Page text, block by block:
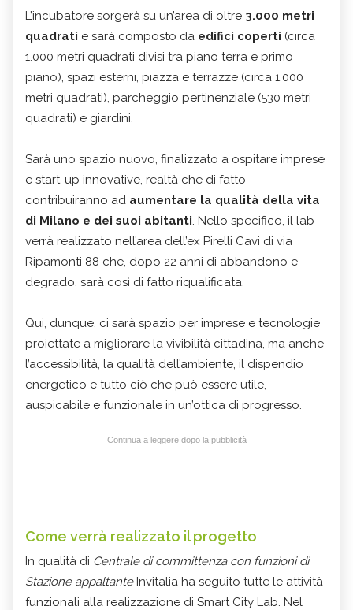
L’incubatore sorgerà su un’area di oltre 3.000 metri
quadrati e sarà composto da edifici coperti (circa
1.000 metri quadrati divisi tra piano terra e primo
piano), spazi esterni, piazza e terrazze (circa 1.000
metri quadrati), parcheggio pertinenziale (530 metri
quadrati) e giardini.
Sarà uno spazio nuovo, finalizzato a ospitare imprese
e start-up innovative, realtà che di fatto
contribuiranno ad aumentare la qualità della vita
di Milano e dei suoi abitanti . Nello specifico, il lab
verrà realizzato nell’area dell’ex Pirelli Cavi di via
Ripamonti 88 che, dopo 22 anni di abbandono e
degrado, sarà così di fatto riqualificata.
Qui, dunque, ci sarà spazio per imprese e tecnologie
proiettate a migliorare la vivibilità cittadina, ma anche
l’accessibilità, la qualità dell’ambiente, il dispendio
energetico e tutto ciò che può essere utile,
auspicabile e funzionale in un’ottica di progresso.
Continua a leggere dopo la pubblicità
Come verrà realizzato il progetto
In qualità di Centrale di committenza con funzioni di
Stazione appaltanteInvitalia ha seguito tutte le attività
funzionali alla realizzazione di Smart City Lab. Nel